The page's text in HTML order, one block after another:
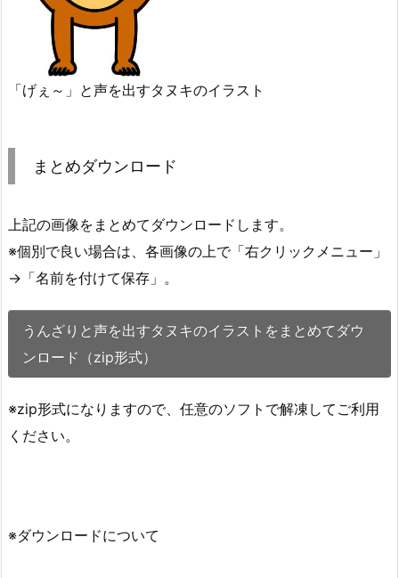
「げぇ～」と声を出すタヌキのイラスト
まとめダウンロード
上記の画像をまとめてダウンロードします。
※個別で良い場合は、各画像の上で「右クリックメニュー」
→「名前を付けて保存」。
うんざりと声を出すタヌキのイラストをまとめてダウ
ンロード（zip形式）
※zip形式になりますので、任意のソフトで解凍してご利用
ください。
※ダウンロードについて